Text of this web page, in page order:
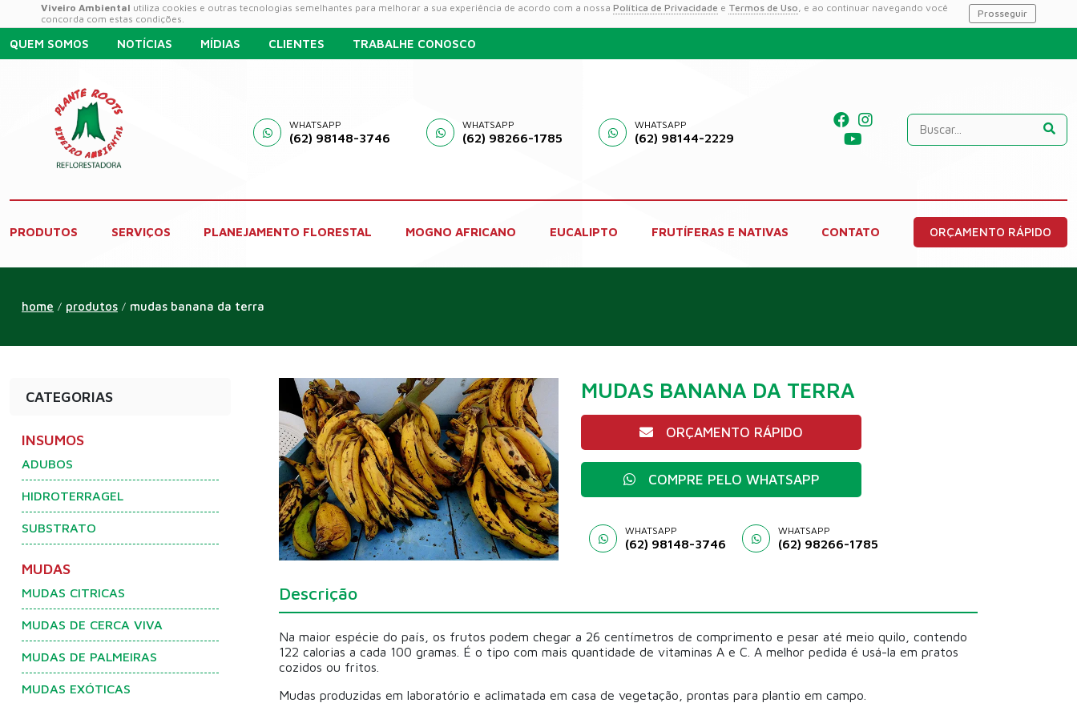
Viveiro Ambiental utiliza cookies e outras tecnologias semelhantes para melhorar a sua experiência de acordo com a nossa Política de Privacidade e Termos de Uso, e ao continuar navegando você
concorda com estas condições.
Prosseguir
QUEM SOMOS NOTÍCIAS MÍDIAS CLIENTES TRABALHE CONOSCO
WHATSAPP
(62) 98148-3746
WHATSAPP
(62) 98266-1785
WHATSAPP
(62) 98144-2229
PRODUTOS SERVIÇOS PLANEJAMENTO FLORESTAL MOGNO AFRICANO EUCALIPTO FRUTÍFERAS E NATIVAS CONTATO ORÇAMENTO RÁPIDO
home / produtos / mudas banana da terra
CATEGORIAS
INSUMOS
ADUBOS
HIDROTERRAGEL
SUBSTRATO
MUDAS
MUDAS CITRICAS
MUDAS DE CERCA VIVA
MUDAS DE PALMEIRAS
MUDAS EXÓTICAS
MUDAS BANANA DA TERRA
ORÇAMENTO RÁPIDO
COMPRE PELO WHATSAPP
WHATSAPP
(62) 98148-3746
WHATSAPP
(62) 98266-1785
Descrição
Na maior espécie do país, os frutos podem chegar a 26 centímetros de comprimento e pesar até meio quilo, contendo
122 calorias a cada 100 gramas. É o tipo com mais quantidade de vitaminas A e C. A melhor pedida é usá-la em pratos
cozidos ou fritos.
Mudas produzidas em laboratório e aclimatada em casa de vegetação, prontas para plantio em campo.